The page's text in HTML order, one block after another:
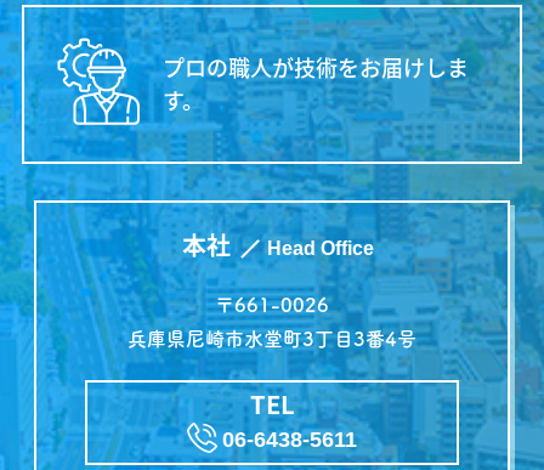
プロの職人が技術をお届けしま
す。
本社 Head Office
〒661-0026
兵庫県尼崎市水堂町3丁目3番4号
TEL
06-6438-5611